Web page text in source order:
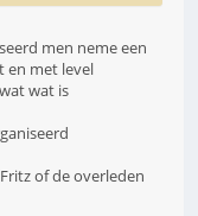
men neme een
en met level
wat is
of de overleden